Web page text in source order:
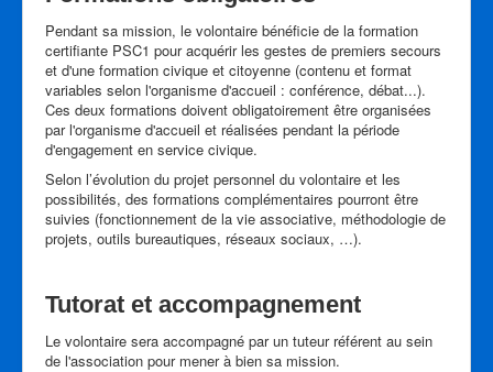
Pendant sa mission, le volontaire bénéficie de la formation
certifiante PSC1 pour acquérir les gestes de premiers secours
et d'une formation civique et citoyenne (contenu et format
variables selon l'organisme d'accueil : conférence, débat...).
Ces deux formations doivent obligatoirement être organisées
par l'organisme d'accueil et réalisées pendant la période
d'engagement en service civique.
Selon l’évolution du projet personnel du volontaire et les
possibilités, des formations complémentaires pourront être
suivies (fonctionnement de la vie associative, méthodologie de
projets, outils bureautiques, réseaux sociaux, …).
Tutorat et accompagnement
Le volontaire sera accompagné par un tuteur référent au sein
de l'association pour mener à bien sa mission.